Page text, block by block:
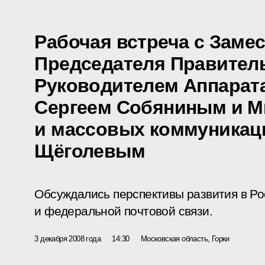
Рабочая встреча с
Председателя
Руководителем
Сергеем Собяниным и
и массовых
Щёголевым
Обсуждались перспективы развития в
и федеральной почтовой связи.
3 декабря 2008 года 14:30 Московская область, Горки